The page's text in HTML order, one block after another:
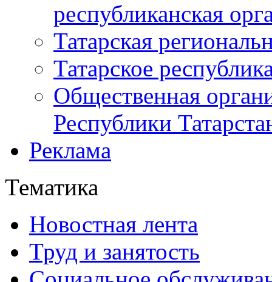
республиканская
Татарская
Татарское
Общественная
Республики
Реклама
Тематика
Новостная лента
Труд и занятость